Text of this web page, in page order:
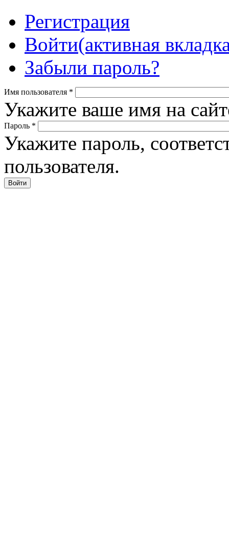
Регистрация
Войти(активная
Забыли пароль?
Имя пользователя *
Укажите ваше имя на
Пароль *
Укажите пароль,
пользователя.